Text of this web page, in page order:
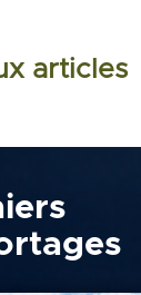
articles